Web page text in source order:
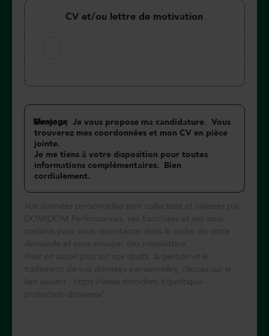
CV et/ou lettre de motivation
Message
Vos données personnelles sont collectées et utilisées par
DOMIDOM Performances, ses franchisés et ses sous-
traitants pour vous recontacter dans le cadre de votre
demande et vous envoyer des newsletters.
Pour en savoir plus sur vos droits, la gestion et le
traitement de vos données personnelles, cliquez sur le
lien suivant : https://www.domidom.fr/politique-
protection-donnees/